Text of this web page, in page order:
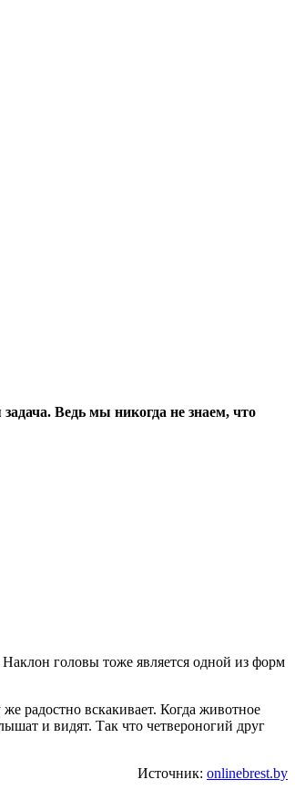
Ведь мы никогда не знаем, что
головы тоже является одной из форм
радостно вскакивает. Когда животное
и видят. Так что четвероногий друг
Источник: onlinebrest.by